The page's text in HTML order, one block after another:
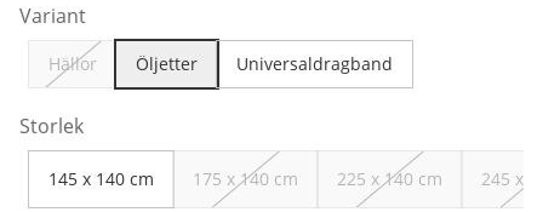
Variant
Hällor Öljetter Universaldragband
Storlek
145 x 140 cm 175 x 140 cm 225 x 140 cm 245 x